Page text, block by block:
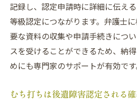
記録し、認定申請時に詳細に伝え
等級認定につながります。弁護士
要な資料の収集や申請手続きにつ
スを受けることができるため、納
めにも専門家のサポートが有効です
むち打ちは後遺障害認定される